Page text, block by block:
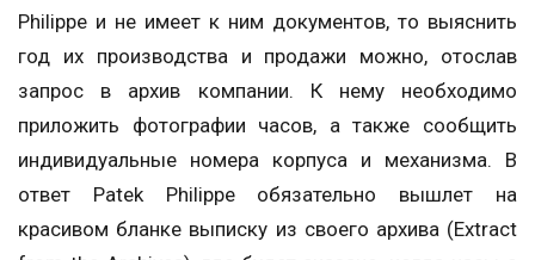
Philippe и не имеет к ним документов, то выяснить
год их производства и продажи можно, отослав
запрос в архив компании. К нему необходимо
приложить фотографии часов, а также сообщить
индивидуальные номера корпуса и механизма. В
ответ Patek Philippe обязательно вышлет на
красивом бланке выписку из своего архива (Extract